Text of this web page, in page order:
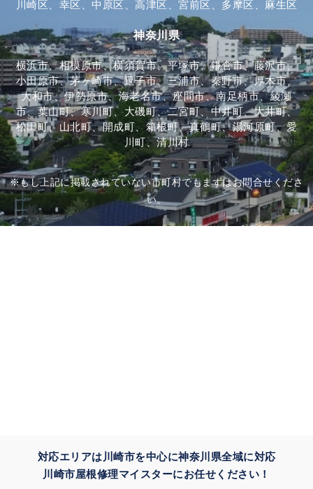
川崎区、幸区、中原区、高津区、宮前区、多摩区、麻生区
神奈川県
横浜市、相模原市、横須賀市、平塚市、鎌倉市、藤沢市、
小田原市、茅ヶ崎市、逗子市、三浦市、秦野市、厚木市、
大和市、伊勢原市、海老名市、座間市、南足柄市、綾瀬
市、葉山町、寒川町、大磯町、二宮町、中井町、大井町、
松田町、山北町、開成町、箱根町、真鶴町、湯河原町、愛
川町、清川村
※もし上記に掲載されていない市町村でもまずはお問合せくださ
い。
対応エリアは川崎市を中心に神奈川県全域に対応
川崎市屋根修理マイスターにお任せください！